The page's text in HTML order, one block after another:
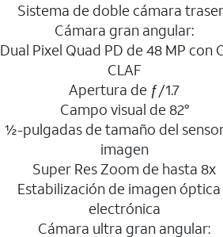
Sistema de doble cámara
Cámara gran angular:
Dual Pixel Quad PD de 48 MP con
CLAF
Apertura de ƒ/1.7
Campo visual de 82°
½-pulgadas de tamaño del
imagen
Super Res Zoom de hasta 8x
Estabilización de imagen óptica
electrónica
Cámara ultra gran angular: